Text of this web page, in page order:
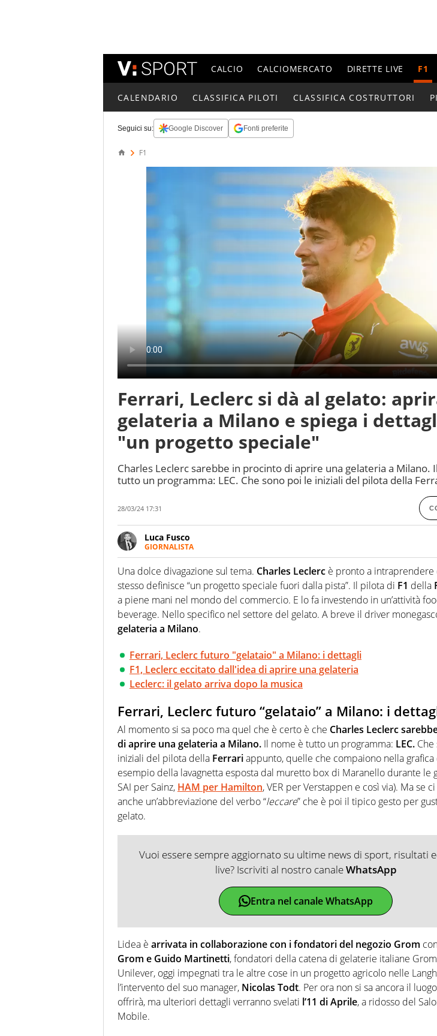
CALCIO CALCIOMERCATO DIRETTE LIVE F1
CALENDARIO CLASSIFICA PILOTI CLASSIFICA COSTRUTTORI
Seguici su: Google Discover Fonti preferite
F1
Ferrari, Leclerc si dà al gelato:
gelateria a Milano e spiega i
"un progetto speciale"
Charles Leclerc sarebbe in procinto di aprire una gelateria a Milano.
tutto un programma: LEC. Che sono poi le iniziali del pilota della
28/03/24 17:31
Luca Fusco
GIORNALISTA
Giornalista multimediale. Quando si accendono i motori, lui sgasa,
spesso e volentieri finisce sul podio
Una dolce divagazione sul tema. Charles Leclerc è pronto a
stesso definisce “un progetto speciale fuori dalla pista”. Il pilota di F1 della
a piene mani nel mondo del commercio. E lo fa investendo in un’attività
beverage. Nello specifico nel settore del gelato. A breve il driver
gelateria a Milano.
Ferrari, Leclerc futuro "gelataio" a Milano: i dettagli
F1, Leclerc eccitato dall'idea di aprire una gelateria
Leclerc: il gelato arriva dopo la musica
Ferrari, Leclerc futuro “gelataio” a Milano: i
Al momento si sa poco ma quel che è certo è che Charles Leclerc
di aprire una gelateria a Milano. Il nome è tutto un programma: LEC.
iniziali del pilota della Ferrariappunto, quelle che compaiono nella grafica
esempio della lavagnetta esposta dal muretto box di Maranello durante le
SAI per Sainz, HAM per Hamilton, VER per Verstappen e così via). Ma se
anche un’abbreviazione del verbo “leccare” che è poi il tipico gesto per
gelato.
Vuoi essere sempre aggiornato su ultime news di sport, risultati
live? Iscriviti al nostro canaleWhatsApp
Entra nel canale WhatsApp
Lidea è arrivata in collaborazione con i fondatori del negozio Grom
Grom e Guido Martinetti, fondatori della catena di gelaterie italiane
Unilever, oggi impegnati tra le altre cose in un progetto agricolo nelle
l’intervento del suo manager, Nicolas Todt. Per ora non si sa ancora il
offrirà, ma ulteriori dettagli verranno svelati l’11 di Aprile, a ridosso del
Mobile.